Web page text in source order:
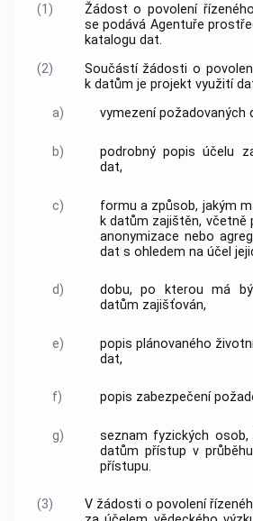
(1)
Žádost o povolení
se podává Agentuře
katalogu dat.
(2)
Součástí žádosti o
k datům je projekt využití
a)
vymezení požadovaných
b)
podrobný popis účelu
dat,
c)
formu a způsob, jakým
k datům zajištěn, včetně
anonymizace nebo
dat s ohledem na účel
d)
dobu, po kterou má
datům zajišťován,
e)
popis plánovaného
dat,
f) popis zabezpečení
g)
seznam fyzických
datům přístup v
přístupu.
(3)
V žádosti o povolení